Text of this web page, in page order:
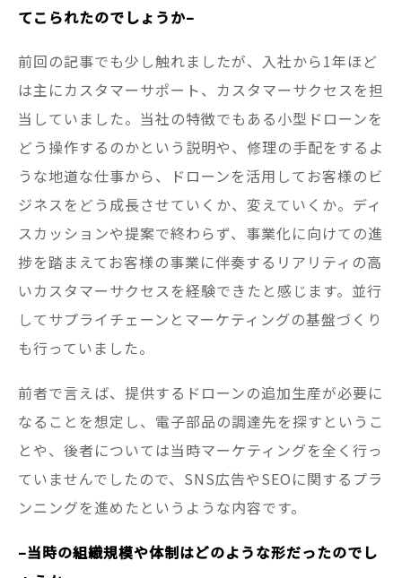
てこられたのでしょうか–
前回の記事でも少し触れましたが、入社から1年ほど
は主にカスタマーサポート、カスタマーサクセスを担
当していました。当社の特徴でもある小型ドローンを
どう操作するのかという説明や、修理の手配をするよ
うな地道な仕事から、ドローンを活用してお客様のビ
ジネスをどう成長させていくか、変えていくか。ディ
スカッションや提案で終わらず、事業化に向けての進
捗を踏まえてお客様の事業に伴奏するリアリティの高
いカスタマーサクセスを経験できたと感じます。並行
してサプライチェーンとマーケティングの基盤づくり
も行っていました。
前者で言えば、提供するドローンの追加生産が必要に
なることを想定し、電子部品の調達先を探すというこ
とや、後者については当時マーケティングを全く行っ
ていませんでしたので、SNS広告やSEOに関するプラ
ンニングを進めたというような内容です。
–当時の組織規模や体制はどのような形だったのでし